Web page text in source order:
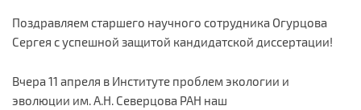
Поздравляем старшего научного сотрудника Огурцова
Сергея с успешной защитой кандидатской диссертации!
Вчера 11 апреля в Институте проблем экологии и
эволюции им. А.Н. Северцова РАН наш